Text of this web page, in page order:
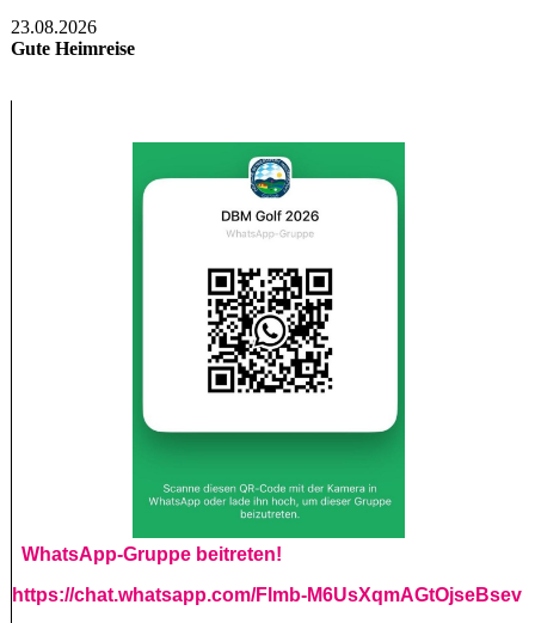
23.08.2026
Gute Heimreise
WhatsApp-Gruppe beitreten!
https://chat.whatsapp.com/Flmb-M6UsXqmAGtOjseBsev